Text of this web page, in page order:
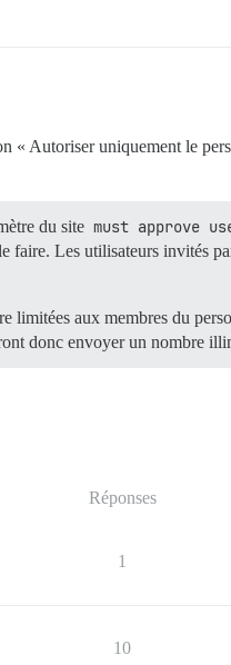
« Autoriser uniquement le
du site must approve
faire. Les utilisateurs invités
limitées aux membres du
donc envoyer un nombre
Réponses
1
10